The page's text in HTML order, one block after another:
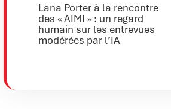
Lana Porter à la rencontre
des « AIMI » : un regard
humain sur les entrevues
modérées par l’IA